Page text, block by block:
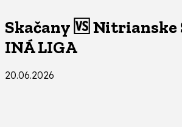
Skačany 🆚 Nitrianske
INÁ LIGA
20.06.2026